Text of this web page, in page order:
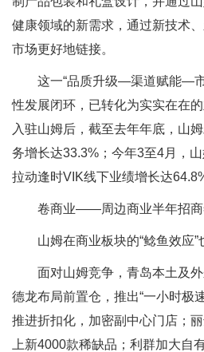
健康领域的新需求，通过新技术
市场更好地链接。
这一“品质升级—渠道赋能—
性发展闭环，已转化为实实在在
入驻山姆后，截至去年年底，山
务增长达33.3%；今年3至4月，
拉动逢时VIK线下业绩增长达
卷商业——周边商业半年招商
山姆在商业板块的“鲶鱼效
面对山姆竞争，青岛本土及
德龙布局前置仓，推出“一小时极
推进折扣化，加密副中心门店；
上新4000款稀缺品；利群加大自